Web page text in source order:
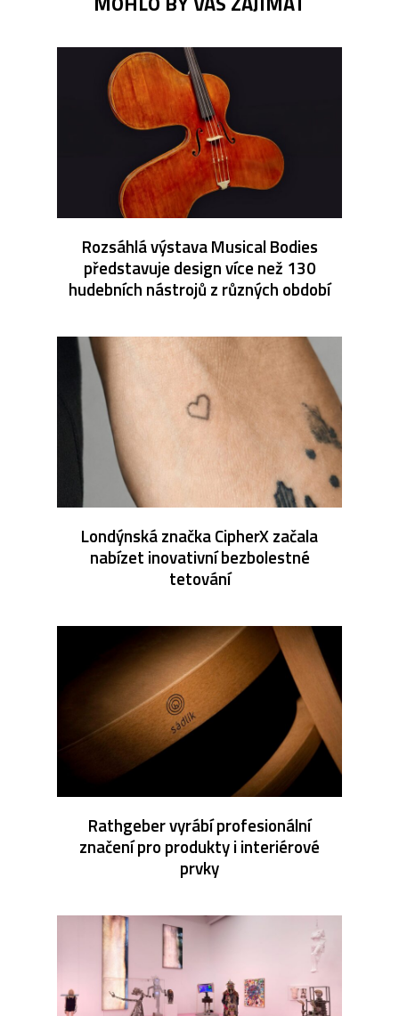
Rozsáhlá výstava Musical Bodies
představuje design více než 130
hudebních nástrojů z různých období
Londýnská značka CipherX začala
nabízet inovativní bezbolestné
tetování
Rathgeber vyrábí profesionální
značení pro produkty i interiérové
prvky